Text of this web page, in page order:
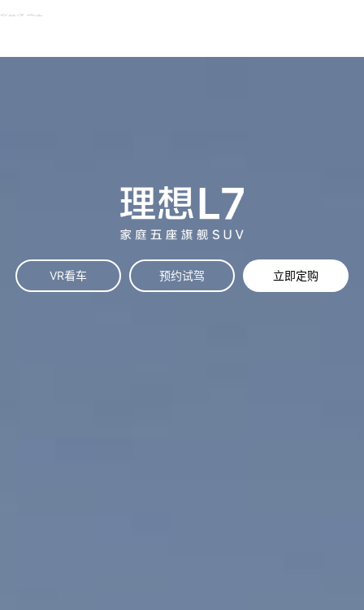
彩神通 官方
VR看车 预约试驾 立即定购